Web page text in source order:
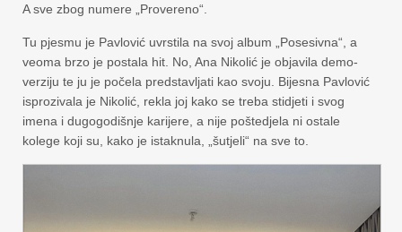
A sve zbog numere „Provereno“.
Tu pjesmu je Pavlović uvrstila na svoj album „Posesivna“, a
veoma brzo je postala hit. No, Ana Nikolić je objavila demo-
verziju te ju je počela predstavljati kao svoju. Bijesna Pavlović
isprozivala je Nikolić, rekla joj kako se treba stidjeti i svog
imena i dugogodišnje karijere, a nije poštedjela ni ostale
kolege koji su, kako je istaknula, „šutjeli“ na sve to.